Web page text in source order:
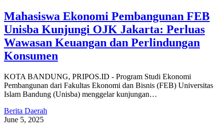
Mahasiswa Ekonomi Pembangunan FEB
Unisba Kunjungi OJK Jakarta: Perluas
Wawasan Keuangan dan Perlindungan
Konsumen
KOTA BANDUNG, PRIPOS.ID - Program Studi Ekonomi
Pembangunan dari Fakultas Ekonomi dan Bisnis (FEB) Universitas
Islam Bandung (Unisba) menggelar kunjungan…
Berita Daerah
June 5, 2025